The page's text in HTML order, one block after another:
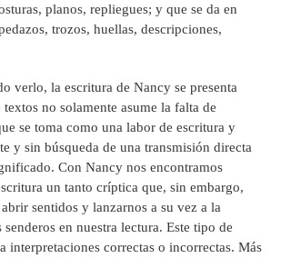
planos, repliegues; y que se da en
trozos, huellas, descripciones,
verlo, la escritura de Nancy se presenta
no solamente asume la falta de
se toma como una labor de escritura y
y sin búsqueda de una transmisión directa
Con Nancy nos encontramos
un tanto críptica que, sin embargo,
sentidos y lanzarnos a su vez a la
en nuestra lectura. Este tipo de
interpretaciones correctas o incorrectas. Más